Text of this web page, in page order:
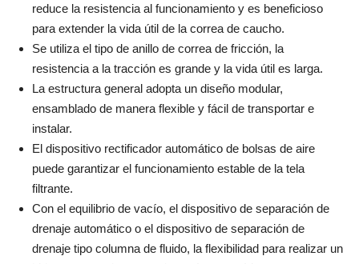
reduce la resistencia al funcionamiento y es beneficioso
para extender la vida útil de la correa de caucho.
Se utiliza el tipo de anillo de correa de fricción, la
resistencia a la tracción es grande y la vida útil es larga.
La estructura general adopta un diseño modular,
ensamblado de manera flexible y fácil de transportar e
instalar.
El dispositivo rectificador automático de bolsas de aire
puede garantizar el funcionamiento estable de la tela
filtrante.
Con el equilibrio de vacío, el dispositivo de separación de
drenaje automático o el dispositivo de separación de
drenaje tipo columna de fluido, la flexibilidad para realizar un